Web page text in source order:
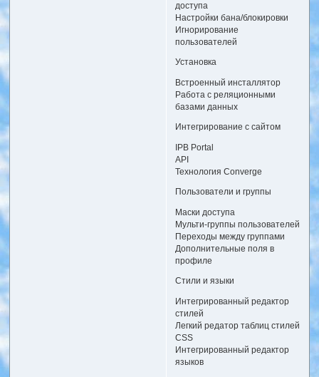
доступа
Настройки бана/блокировки
Игнорирование
пользователей
Установка
Встроенный инсталлятор
Работа с реляционными
базами данных
Интегрирование с сайтом
IPB Portal
API
Технология Converge
Пользователи и группы
Маски доступа
Мульти-группы пользователей
Переходы между группами
Дополнительные поля в
профиле
Стили и языки
Интегрированный редактор
стилей
Легкий редатор таблиц стилей
CSS
Интегрированный редактор
языков